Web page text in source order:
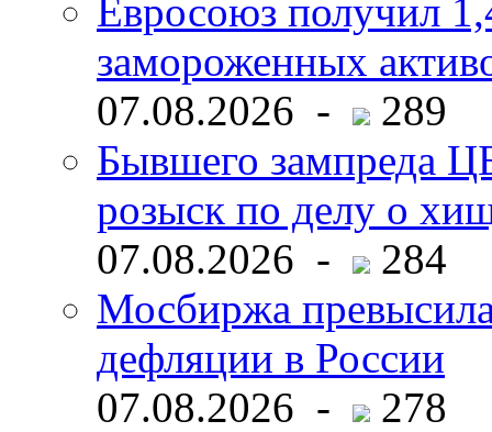
Евросоюз получил
замороженных
07.08.2026 -
289
Бывшего зампреда
розыск по делу о
07.08.2026 -
284
Мосбиржа
дефляции в России
07.08.2026 -
278